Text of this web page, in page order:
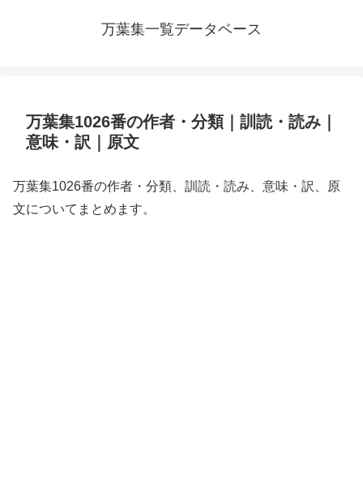
万葉集一覧データベース
万葉集1026番の作者・分類｜訓読・読み｜
意味・訳｜原文
万葉集1026番の作者・分類、訓読・読み、意味・訳、原
文についてまとめます。